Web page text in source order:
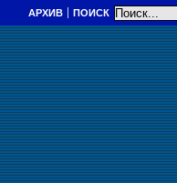
АРХИВ ПОИСК